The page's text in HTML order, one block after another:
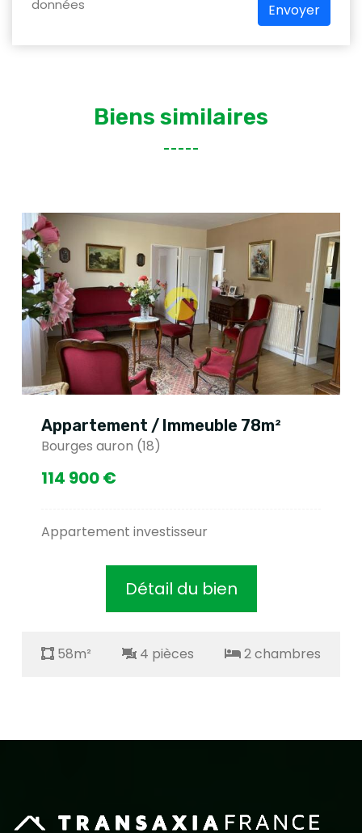
données
Envoyer
Biens similaires
Appartement / Immeuble 78m²
Bourges auron (18)
114 900 €
Appartement investisseur
Détail du bien
58m² 4 pièces 2 chambres